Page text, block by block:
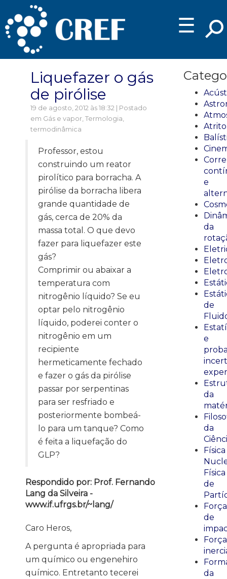
☰
Liquefazer o gás
de pirólise
19 de agosto, 2012 às 18:32 | Postado
em Gás e vapor, Termologia,
termodinâmica
Professor, estou
construindo um reator
pirolítico para borracha. A
pirólise da borracha libera
grande quantidade de
gás, cerca de 20% da
massa total. O que devo
fazer para liquefazer este
gás?
Comprimir ou abaixar a
temperatura com
nitrogênio líquido? Se eu
optar pelo nitrogênio
líquido, poderei conter o
nitrogênio em um
recipiente
hermeticamente fechado
e fazer o gás da pirólise
passar por serpentinas
para ser resfriado e
posteriormente bombeá-
lo para um tanque? Como
é feita a liquefação do
GLP?
Respondido por: Prof. Fernando
Lang da Silveira -
www.if.ufrgs.br/~lang/
Caro Heros,
A pergunta é apropriada para
um químico ou engenehiro
químico. Entretanto tecerei
Atrito
e
da
de
e
da
da
Física
Física
de
Força
de
da